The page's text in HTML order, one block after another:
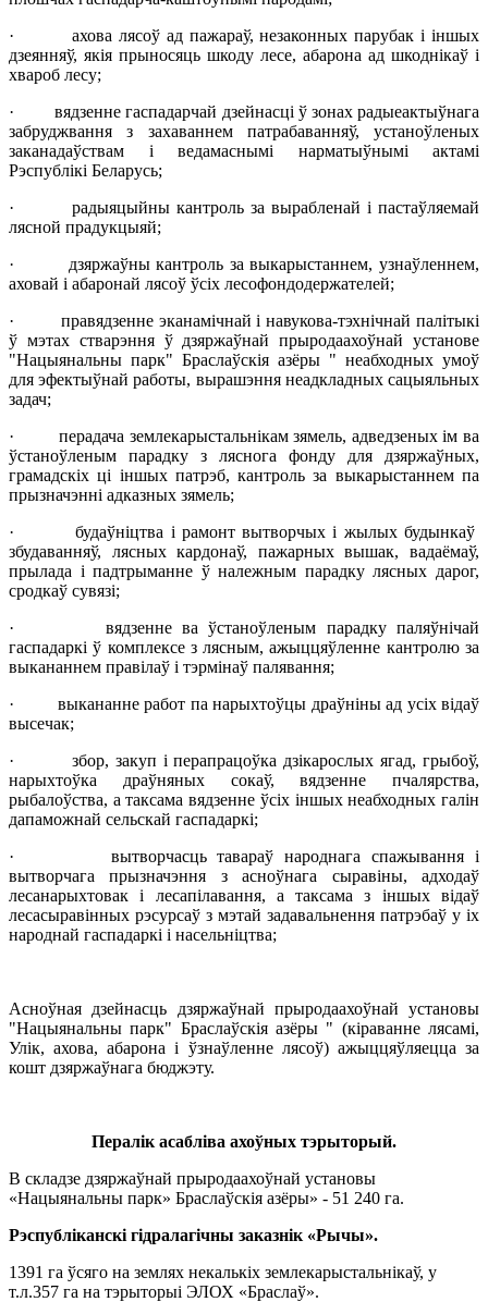
· ахова лясоў ад пажараў, незаконных парубак і іншых
дзеянняў, якія прыносяць шкоду лесе, абарона ад шкоднікаў і
хвароб лесу;
· вядзенне гаспадарчай дзейнасці ў зонах радыеактыўнага
забруджвання з захаваннем патрабаванняў, устаноўленых
заканадаўствам і ведамаснымі нарматыўнымі актамі
Рэспублікі Беларусь;
· радыяцыйны кантроль за вырабленай і пастаўляемай
лясной прадукцыяй;
· дзяржаўны кантроль за выкарыстаннем, узнаўленнем,
аховай і абаронай лясоў ўсіх лесофондодержателей;
· правядзенне эканамічнай і навукова-тэхнічнай палітыкі
ў мэтах стварэння ў дзяржаўнай прыродаахоўнай установе
"Нацыянальны парк" Браслаўскія азёры " неабходных умоў
для эфектыўнай работы, вырашэння неадкладных сацыяльных
задач;
· перадача землекарыстальнікам зямель, адведзеных ім ва
ўстаноўленым парадку з ляснога фонду для дзяржаўных,
грамадскіх ці іншых патрэб, кантроль за выкарыстаннем па
прызначэнні адказных зямель;
· будаўніцтва і рамонт вытворчых і жылых будынкаў
збудаванняў, лясных кардонаў, пажарных вышак, вадаёмаў,
прылада і падтрыманне ў належным парадку лясных дарог,
сродкаў сувязі;
· вядзенне ва ўстаноўленым парадку паляўнічай
гаспадаркі ў комплексе з лясным, ажыццяўленне кантролю за
выкананнем правілаў і тэрмінаў палявання;
· выкананне работ па нарыхтоўцы драўніны ад усіх відаў
высечак;
· збор, закуп і перапрацоўка дзікарослых ягад, грыбоў,
нарыхтоўка драўняных сокаў, вядзенне пчалярства,
рыбалоўства, а таксама вядзенне ўсіх іншых неабходных галін
дапаможнай сельскай гаспадаркі;
· вытворчасць тавараў народнага спажывання і
вытворчага прызначэння з асноўнага сыравіны, адходаў
лесанарыхтовак і лесапілавання, а таксама з іншых відаў
лесасыравінных рэсурсаў з мэтай задавальнення патрэбаў у іх
народнай гаспадаркі і насельніцтва;
Асноўная дзейнасць дзяржаўнай прыродаахоўнай установы
"Нацыянальны парк" Браслаўскія азёры " (кіраванне лясамі,
Улік, ахова, абарона і ўзнаўленне лясоў) ажыццяўляецца за
кошт дзяржаўнага бюджэту.
Пералік асабліва ахоўных тэрыторый.
В складзе дзяржаўнай прыродаахоўнай установы
«Нацыянальны парк» Браслаўскія азёры» - 51 240 га.
Рэспубліканскі гідралагічны заказнік «Рычы».
1391 га ўсяго на землях некалькіх землекарыстальнікаў, у
т.л.357 га на тэрыторыі ЭЛОХ «Браслаў».